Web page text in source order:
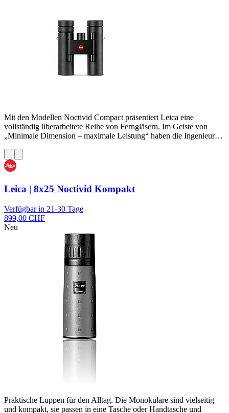
Mit den Modellen Noctivid Compact präsentiert Leica eine
vollständig überarbeitete Reihe von Ferngläsern. Im Geiste von
„Minimale Dimension – maximale Leistung“ haben die Ingenieur…
Leica | 8x25 Noctivid Kompakt
Verfügbar in 21-30 Tage
899,00 CHF
Neu
Praktische Luppen für den Alltag. Die Monokulare sind vielseitig
und kompakt, sie passen in eine Tasche oder Handtasche und